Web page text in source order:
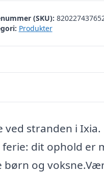
(SKU):
Produkter
ved stranden i
dit ophold er
børn og